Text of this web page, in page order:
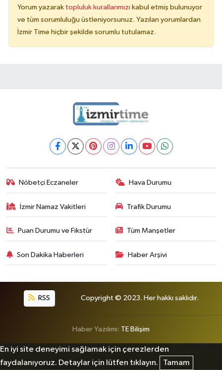
Yorum yazarak topluluk kurallarımızı kabul etmiş bulunuyor
ve tüm sorumluluğu üstleniyorsunuz. Yazılan yorumlardan
İzmir Time hiçbir şekilde sorumlu tutulamaz.
Nöbetçi Eczaneler Hava Durumu
İzmir Namaz Vakitleri Trafik Durumu
Puan Durumu ve Fikstür Tüm Manşetler
Son Dakika Haberleri Haber Arşivi
RSS Copyright © 2023. Her hakkı saklıdır.
Haber Yazılımı: TE Bilişim
En iyi site deneyimi sağlamak için çerezlerden
faydalanıyoruz. Detaylar için lütfen tıklayın.
Tamam